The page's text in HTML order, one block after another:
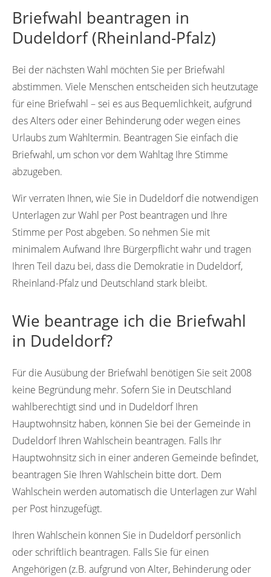
Briefwahl beantragen in
Dudeldorf (Rheinland-Pfalz)
Bei der nächsten Wahl möchten Sie per Briefwahl
abstimmen. Viele Menschen entscheiden sich heutzutage
für eine Briefwahl – sei es aus Bequemlichkeit, aufgrund
des Alters oder einer Behinderung oder wegen eines
Urlaubs zum Wahltermin. Beantragen Sie einfach die
Briefwahl, um schon vor dem Wahltag Ihre Stimme
abzugeben.
Wir verraten Ihnen, wie Sie in Dudeldorf die notwendigen
Unterlagen zur Wahl per Post beantragen und Ihre
Stimme per Post abgeben. So nehmen Sie mit
minimalem Aufwand Ihre Bürgerpflicht wahr und tragen
Ihren Teil dazu bei, dass die Demokratie in Dudeldorf,
Rheinland-Pfalz und Deutschland stark bleibt.
Wie beantrage ich die Briefwahl
in Dudeldorf?
Für die Ausübung der Briefwahl benötigen Sie seit 2008
keine Begründung mehr. Sofern Sie in Deutschland
wahlberechtigt sind und in Dudeldorf Ihren
Hauptwohnsitz haben, können Sie bei der Gemeinde in
Dudeldorf Ihren Wahlschein beantragen. Falls Ihr
Hauptwohnsitz sich in einer anderen Gemeinde befindet,
beantragen Sie Ihren Wahlschein bitte dort. Dem
Wahlschein werden automatisch die Unterlagen zur Wahl
per Post hinzugefügt.
Ihren Wahlschein können Sie in Dudeldorf persönlich
oder schriftlich beantragen. Falls Sie für einen
Angehörigen (z.B. aufgrund von Alter, Behinderung oder